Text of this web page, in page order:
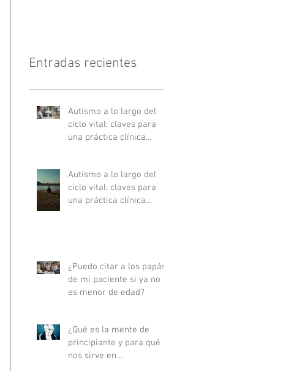
Entradas recientes
Autismo a lo largo del
ciclo vital: claves para
una práctica clínica
Autismo a lo largo del
ciclo vital: claves para
una práctica clínica
¿Puedo citar a los papás
de mi paciente si ya no
es menor de edad?
¿Qué es la mente de
principiante y para qué
nos sirve en